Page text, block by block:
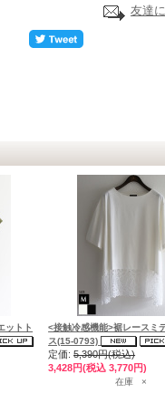
友達
ットト
<接触冷感機能>裾レースミ
ス(15-0793)
定価:5,390円(税込)
3,428円(税込 3,770円)
在庫 ×